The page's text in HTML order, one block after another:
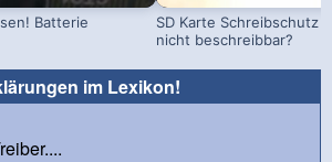
Batterie
SD Karte Schreibschutz
nicht beschreibbar?
im Lexikon!